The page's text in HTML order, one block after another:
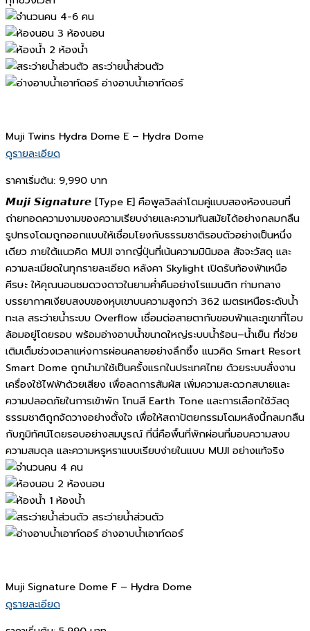
4-6 คน
3 ห้องนอน
2 ห้องน้ำ
สระว่ายน้ำส่วนตัว
อ่างอาบน้ำเอาท์ดอร์
Muji Twins Hydra Dome E – Hydra Dome
ดูรายละเอียด
ราคาเริ่มต้น: 9,990 บาท
𝙈𝙪𝙟𝙞 𝙎𝙞𝙜𝙣𝙖𝙩𝙪𝙧𝙚 [Type E] คือพูลวิลล่าโดมคู่แบบสองห้องนอนที่
ถ่ายทอดความงามของความเรียบง่ายและความทันสมัยได้อย่างกลมกลืน
รูปทรงโดมถูกออกแบบให้เชื่อมโยงกับธรรมชาติรอบตัวอย่างเป็นหนึ่ง
เดียว ภายใต้แนวคิด MUJI จากญี่ปุ่นที่เน้นความมินิมอล สัจจะวัสดุ และ
ความละเมียดในทุกรายละเอียด หลังคา Skylight เปิดรับท้องฟ้าเหนือ
ศีรษะ ให้คุณนอนชมดวงดาวในยามค่ำคืนอย่างโรแมนติก ท่ามกลาง
บรรยากาศเงียบสงบของหุบเขาบนความสูงกว่า 362 เมตรเหนือระดับน้ำ
ทะเล สระว่ายน้ำระบบ Overflow เชื่อมต่อสายตากับขอบฟ้าและภูเขาที่โอบ
ล้อมอยู่โดยรอบ พร้อมอ่างอาบน้ำขนาดใหญ่ระบบน้ำร้อน–น้ำเย็น ที่ช่วย
เติมเต็มช่วงเวลาแห่งการผ่อนคลายอย่างลึกซึ้ง แนวคิด Smart Resort
Smart Dome ถูกนำมาใช้เป็นครั้งแรกในประเทศไทย ด้วยระบบสั่งงาน
เครื่องใช้ไฟฟ้าด้วยเสียง เพื่อลดการสัมผัส เพิ่มความสะดวกสบายและ
ความปลอดภัยในการเข้าพัก โทนสี Earth Tone และการเลือกใช้วัสดุ
ธรรมชาติถูกจัดวางอย่างตั้งใจ เพื่อให้สถาปัตยกรรมโดมหลังนี้กลมกลืน
กับภูมิทัศน์โดยรอบอย่างสมบูรณ์ ที่นี่คือพื้นที่พักผ่อนที่มอบความสงบ
ความสมดุล และความหรูหราแบบเรียบง่ายในแบบ MUJI อย่างแท้จริง
4 คน
2 ห้องนอน
1 ห้องน้ำ
สระว่ายน้ำส่วนตัว
อ่างอาบน้ำเอาท์ดอร์
Muji Signature Dome F – Hydra Dome
ดูรายละเอียด